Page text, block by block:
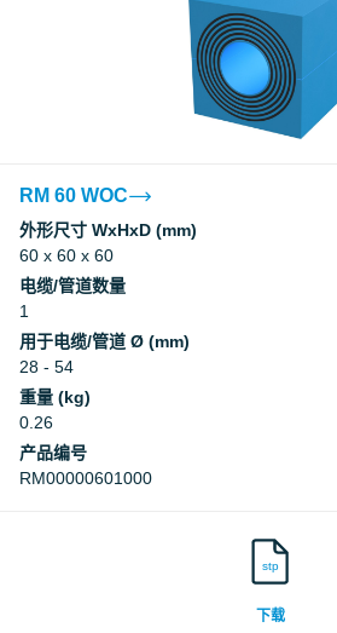
RM 60 WOC
外形尺寸 WxHxD (mm)
60 x 60 x 60
电缆/管道数量
1
用于电缆/管道 Ø (mm)
28 - 54
重量 (kg)
0.26
产品编号
RM00000601000
stp
下载